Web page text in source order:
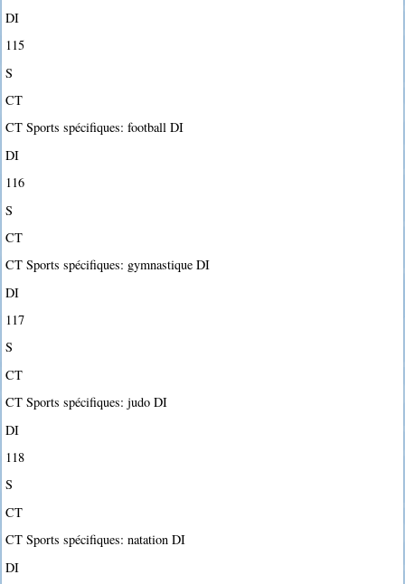
DI
115
S
CT
CT Sports spécifiques: football DI
DI
116
S
CT
CT Sports spécifiques: gymnastique DI
DI
117
S
CT
CT Sports spécifiques: judo DI
DI
118
S
CT
CT Sports spécifiques: natation DI
DI